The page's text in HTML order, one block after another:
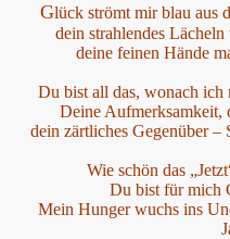
Glück strömt mir blau aus
dein strahlendes
deine feinen Hände
Du bist all das, wonach ich
Deine Aufmerksamkeit,
dein zärtliches Gegenüber –
Wie schön das
Du bist für mich
Mein Hunger wuchs ins